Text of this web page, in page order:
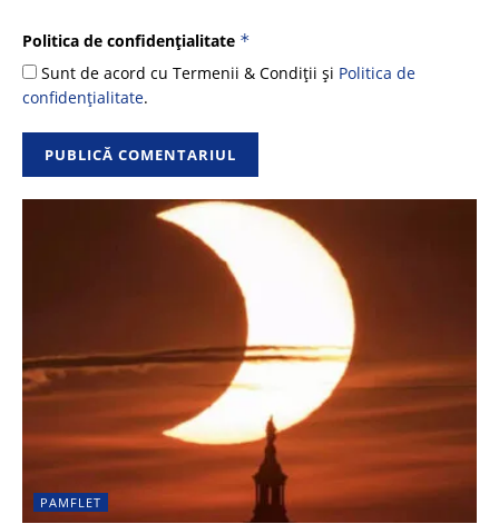
Politica de confidențialitate *
Sunt de acord cu Termenii & Condiții și Politica de
confidențialitate.
PAMFLET